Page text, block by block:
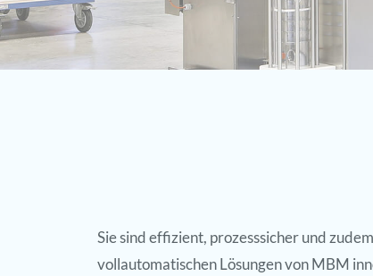
Sie sind effizient, prozesssicher und
vollautomatischen Lösungen von MBM